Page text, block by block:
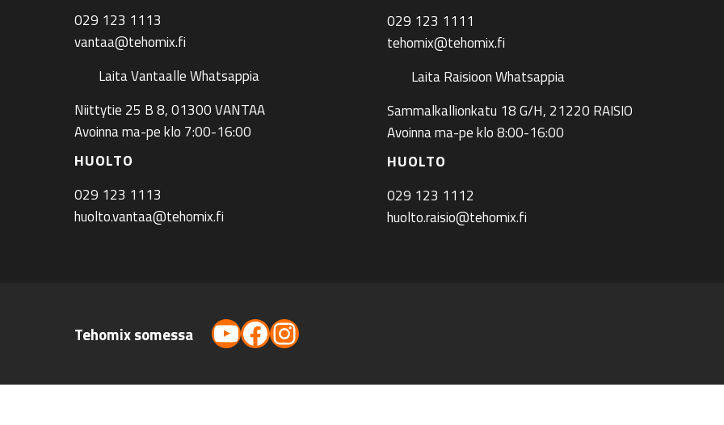
029 123 1113
vantaa@tehomix.fi
Laita Vantaalle Whatsappia
Niittytie 25 B 8, 01300 VANTAA
Avoinna ma-pe klo 7:00-16:00
HUOLTO
029 123 1113
huolto.vantaa@tehomix.fi
029 123 1111
tehomix@tehomix.fi
Laita Raisioon Whatsappia
Sammalkallionkatu 18 G/H, 21220 RAISIO
Avoinna ma-pe klo 8:00-16:00
HUOLTO
029 123 1112
huolto.raisio@tehomix.fi
Tehomix somessa YouTube
Facebook
Instagram